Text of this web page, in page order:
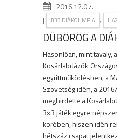
2016.12.07.
| B33 DIÁKOLIMPIA ,
DÜBÖRÖG A
Hasonlóan, mint tavaly,
Kosárlabdázók
együttműködésben, a
Szövetség idén, a
meghirdette a
3×3 játék egyre
körében, hiszen idén
hétszáz csapat